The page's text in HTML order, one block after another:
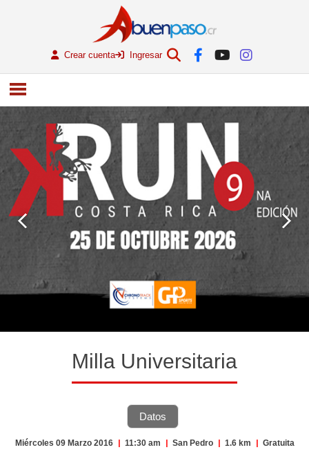
Crear cuenta Ingresar
Milla Universitaria
Datos
Miércoles 09 Marzo 2016 | 11:30 am | San Pedro | 1.6 km | Gratuita